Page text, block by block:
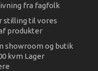
fra fagfolk
stilling til vores
produkter
showroom og butik
kvm Lager